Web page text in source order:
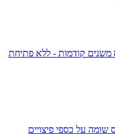
קיזוז הפסדי הון באמצעות טופס 867 משנים קודמות - ללא פתיחת